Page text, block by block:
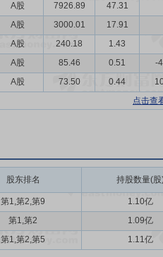
A股 7926.89
47.31
A股 3000.01
17.91
A股 240.18
1.43
A股 85.46 0.51
-
A股 73.50 0.44
点击查
股东排名 持股数量(股
第1,第2,第9
1.10亿
第1,第2
1.09亿
第1,第2,第5 1.11亿